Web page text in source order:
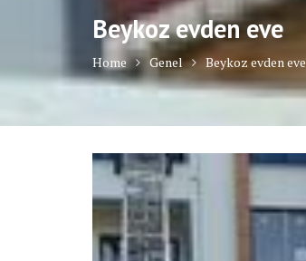
Beykoz evden eve
Home Genel Beykoz evden eve